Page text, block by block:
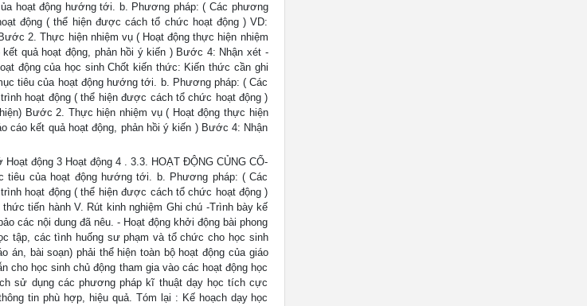
hoạt động hướng tới. b. Phương pháp: ( Các phương
động ( thể hiện được cách tổ chức hoạt động ) VD:
2. Thực hiện nhiệm vụ ( Hoạt động thực hiện nhiệm
quả hoạt động, phản hồi ý kiến ) Bước 4: Nhận xét -
động của học sinh Chốt kiến thức: Kiến thức cần ghi
tiêu của hoạt động hướng tới. b. Phương pháp: ( Các
hoạt động ( thể hiện được cách tổ chức hoạt động )
Bước 2. Thực hiện nhiệm vụ ( Hoạt động thực hiện
cáo kết quả hoạt động, phản hồi ý kiến ) Bước 4: Nhận
động 3 Hoạt động 4 . 3.3. HOẠT ĐỘNG CỦNG CỐ-
tiêu của hoạt động hướng tới. b. Phương pháp: ( Các
hoạt động ( thể hiện được cách tổ chức hoạt động )
tiến hành V. Rút kinh nghiệm Ghi chú -Trình bày kế
các nội dung đã nêu. - Hoạt động khởi động bài phong
tập, các tình huống sư phạm và tổ chức cho học sinh
án, bài soạn) phải thể hiện toàn bộ hoạt động của giáo
học sinh chủ động tham gia vào các hoạt động học
sử dụng các phương pháp kĩ thuật dạy học tích cực
tin phù hợp, hiệu quả. Tóm lại : Kế hoạch dạy học